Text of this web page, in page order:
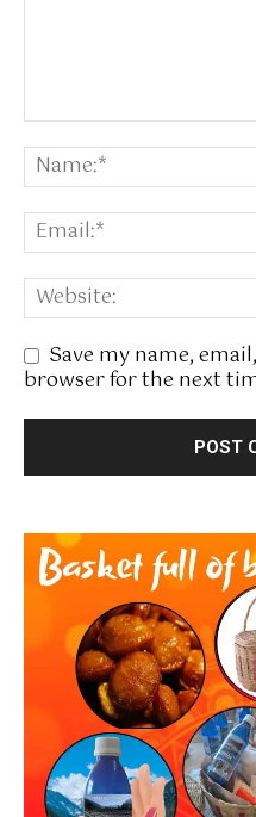
Save my name,
browser for the next